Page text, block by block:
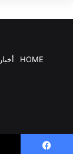
HOME